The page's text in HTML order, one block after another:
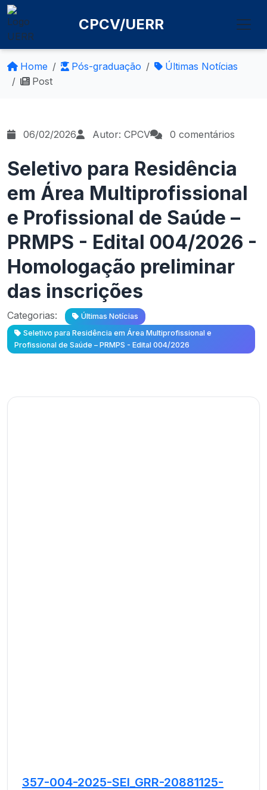
CPCV/UERR
Home Pós-graduação
Últimas Notícias
Post
06/02/2026 Autor: CPCV 0 comentários
Seletivo para Residência
em Área Multiprofissional
e Profissional de Saúde –
PRMPS - Edital 004/2026 -
Homologação preliminar
das inscrições
Categorias:
Últimas Notícias
Seletivo para Residência em Área Multiprofissional e
Profissional de Saúde – PRMPS - Edital 004/2026
357-004-2025-SEI_GRR-20881125-